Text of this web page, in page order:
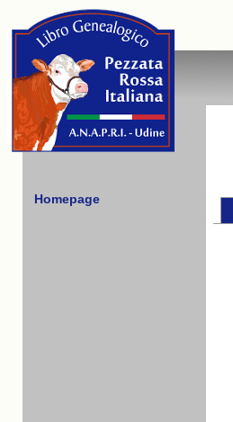
Homepage